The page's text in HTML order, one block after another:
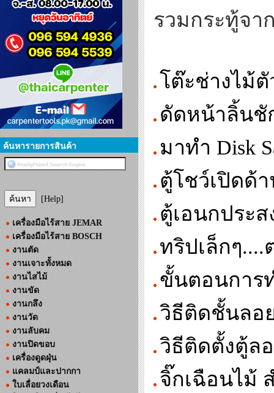
ค้นหารายการสินค้า
[Help]
เครื่องมือไร้สาย JEMAR
เครื่องมือไร้สาย BOSCH
งานตัด
งานเจาะทั้งหมด
งานไสไม้
งานขัด
งานกลึง
งานวัด
งานลับคม
งานปิดขอบ
เครื่องดูดฝุ่น
แคลมป์และปากกา
ใบเลื่อยวงเดือน
รวมกระทู้จา
โต๊ะช่างไม้
ดัดหน้าลิ้นชั
มาทำ Disk
ตู้โชว์เปิดด้
ตู้เอนกประ
ทริปเล็กๆ
ขั้นตอนการ
วิธีติดชั้นลอ
วิธีติดตั้งตู้ล
จิ๊กเฉือนไม้